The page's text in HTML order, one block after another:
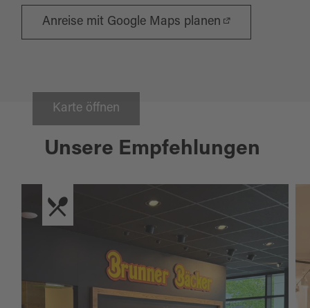
Karte öffnen
Anreise mit Google Maps planen
Unsere Empfehlungen